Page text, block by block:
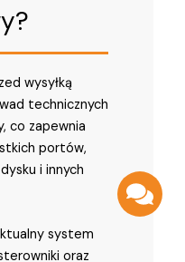
wysyłką
technicznych
co zapewnia
portów,
i innych
system
oraz